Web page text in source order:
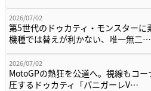
2026/07/02
第5世代のドゥカティ・モンスターに
機種では替えが利かない、唯一無二…
2026/07/02
MotoGPの熱狂を公道へ。視線もコー
圧するドゥカティ「パニガーレV…